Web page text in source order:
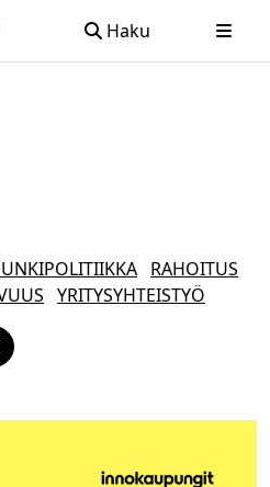
Haku
RAHOITUS
YRITYSYHTEISTYÖ